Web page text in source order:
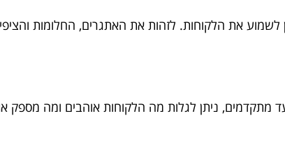
את הלקוחות. לזהות את האתגרים, החלומות
מתקדמים, ניתן לגלות מה הלקוחות אוהבים ומה מספק